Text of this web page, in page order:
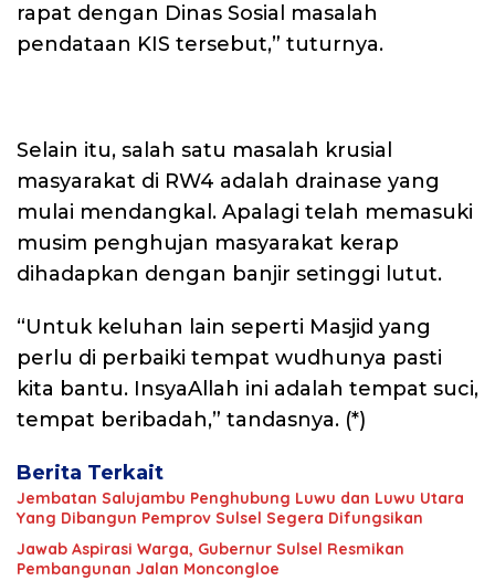
rapat dengan Dinas Sosial masalah
pendataan KIS tersebut,” tuturnya.
Selain itu, salah satu masalah krusial
masyarakat di RW4 adalah drainase yang
mulai mendangkal. Apalagi telah memasuki
musim penghujan masyarakat kerap
dihadapkan dengan banjir setinggi lutut.
“Untuk keluhan lain seperti Masjid yang
perlu di perbaiki tempat wudhunya pasti
kita bantu. InsyaAllah ini adalah tempat suci,
tempat beribadah,” tandasnya. (*)
Berita Terkait
Jembatan Salujambu Penghubung Luwu dan Luwu Utara
Yang Dibangun Pemprov Sulsel Segera Difungsikan
Jawab Aspirasi Warga, Gubernur Sulsel Resmikan
Pembangunan Jalan Moncongloe